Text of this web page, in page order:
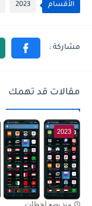
الأقسام 2023
مقالات قد تهمك
2023
منذ بضع لحظات